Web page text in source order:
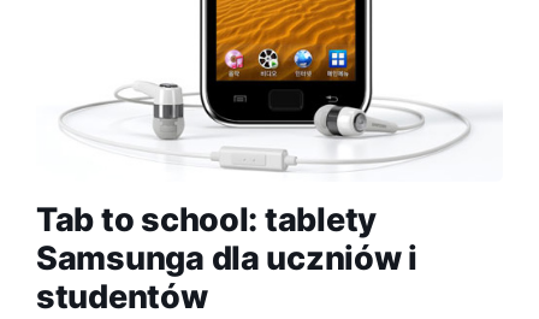
Tab to school: tablety
Samsunga dla uczniów i
studentów